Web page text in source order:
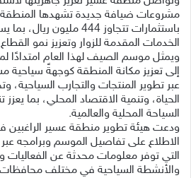
باستثمارات تتجاوز 444
الخدمات المقدمة للزوار وتعزيز نمو
ويمثل موسم الصيف لهذا العام امتدادًا
إلى تعزيز مكانة المنطقة كوجهةً سياحية
عبر تطوير المنتجات والتجارب السياحية،
الحياة، وتنمية الاقتصاد المحلي، بما
السياحة المحلية والعالمية.
ودعت هيئة تطوير منطقة عسير الراغبين
الاطلاع على تفاصيل الموسم وبرامجه
التي توفر معلومات محدثة عن الفعاليات
والأنشطة السياحية في مختلف